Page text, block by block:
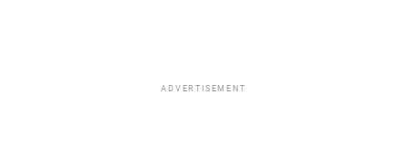
ADVERTISEMENT